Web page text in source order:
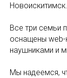
Новоискитимск.
Все три семьи
оснащены web-
наушниками и
Мы надеемся,